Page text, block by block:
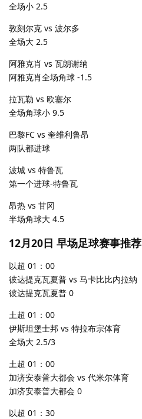
全场小 2.5
敦刻尔克 vs 波尔多
全场大 2.5
阿雅克肖 vs 瓦朗谢纳
阿雅克肖全场角球 -1.5
拉瓦勒 vs 欧塞尔
全场角球小 9.5
巴黎FC vs 奎维利鲁昂
两队都进球
波城 vs 特鲁瓦
第一个进球-特鲁瓦
昂热 vs 甘冈
半场角球大 4.5
12月20日 早场足球赛事推荐
以超 01：00
彼达提克瓦夏普 vs 马卡比比内拉纳
彼达提克瓦夏普 0
土超 01：00
伊斯坦堡士邦 vs 特拉布宗体育
全场大 2.5/3
土超 01：00
加济安泰普大都会 vs 代米尔体育
加济安泰普大都会 0
以超 01：30